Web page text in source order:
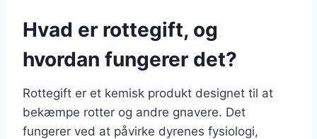
Hvad er rottegift, og
hvordan fungerer det?
Rottegift er et kemisk produkt designet til at
bekæmpe rotter og andre gnavere. Det
fungerer ved at påvirke dyrenes fysiologi,